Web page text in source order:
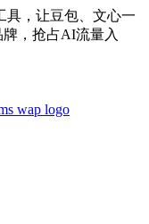
具，让豆包、文心一
牌，抢占AI流量入